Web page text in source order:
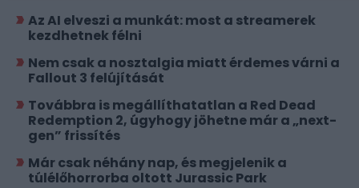
Az AI elveszi a munkát: most a streamerek
kezdhetnek félni
Nem csak a nosztalgia miatt érdemes várni a
Fallout 3 felújítását
Továbbra is megállíthatatlan a Red Dead
Redemption 2, úgyhogy jöhetne már a „next-
gen” frissítés
Már csak néhány nap, és megjelenik a
túlélőhorrorba oltott Jurassic Park